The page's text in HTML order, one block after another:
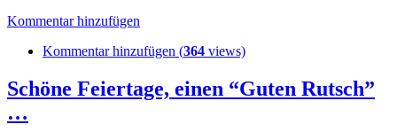
Kommentar hinzufügen
Kommentar hinzufügen (364 views)
Schöne Feiertage, einen “Guten Rutsch”
…